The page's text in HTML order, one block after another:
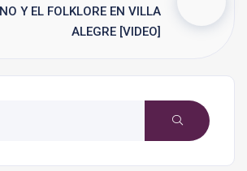
Y EL FOLKLORE EN VILLA
ALEGRE [VIDEO]